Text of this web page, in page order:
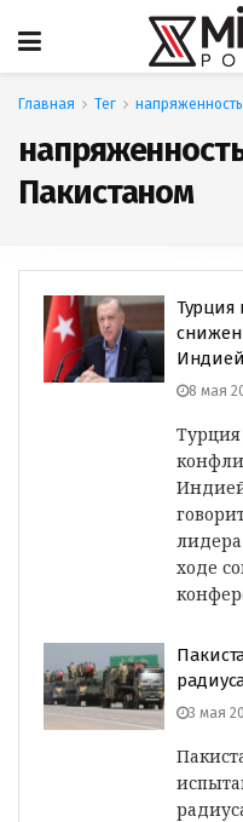
Главная Тег
Пакистаном
Турция
8 мая
ходе
3 мая